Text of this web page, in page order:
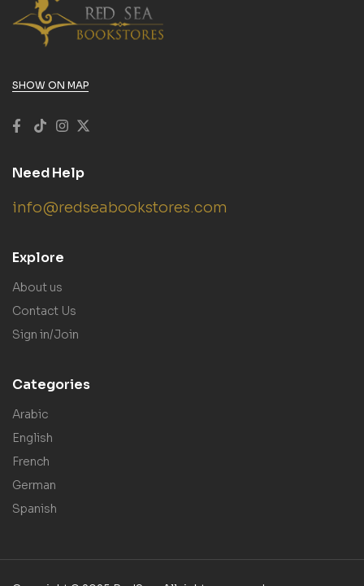
SHOW ON MAP
Need Help
info@redseabookstores.com
Explore
About us
Contact Us
Sign in/Join
Categories
Arabic
English
French
German
Spanish